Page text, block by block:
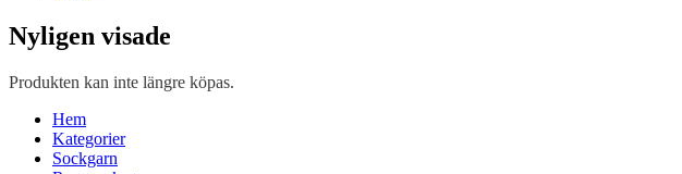
Nyligen visade
Produkten kan inte längre köpas.
Hem
Kategorier
Sockgarn